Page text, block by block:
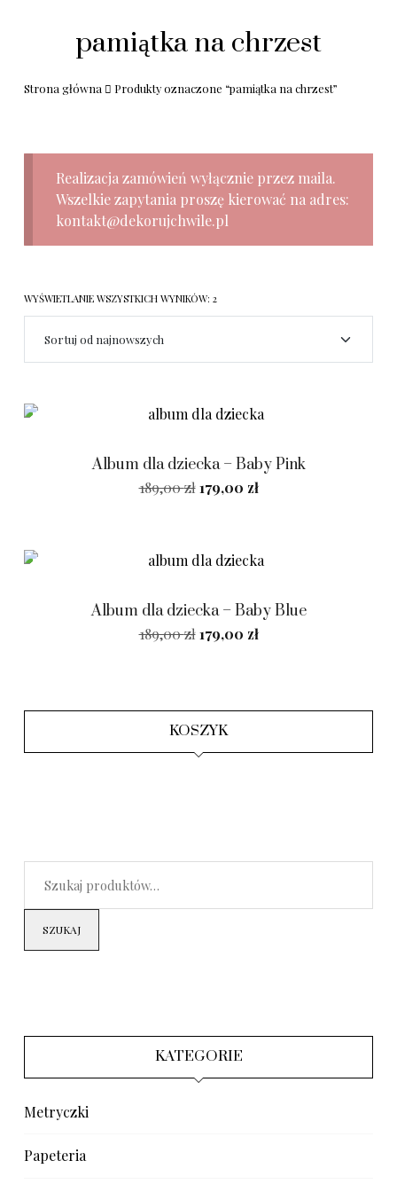
pamiątka na chrzest
Strona główna Produkty oznaczone “pamiątka na chrzest”
Realizacja zamówień wyłącznie przez maila.
Wszelkie zapytania proszę kierować na adres:
kontakt@dekorujchwile.pl
WYŚWIETLANIE WSZYSTKICH WYNIKÓW: 2
Album dla dziecka – Baby Pink
189,00zł 179,00 zł
Album dla dziecka – Baby Blue
189,00zł 179,00 zł
KOSZYK
SZUKAJ
KATEGORIE
Metryczki
Papeteria